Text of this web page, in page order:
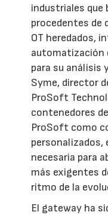
industriales que
procedentes de
OT heredados,
automatización
para su análisis
Syme, director
ProSoft
contenedores
ProSoft como
personalizados,
necesaria para
más exigentes
ritmo de la
El gateway ha